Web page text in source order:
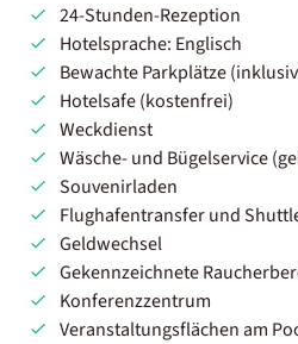
24-Stunden-Rezeption
Hotelsprache: Englisch
Bewachte Parkplätze
Hotelsafe (kostenfrei)
Weckdienst
Wäsche- und Bügelservice
Souvenirladen
Flughafentransfer und
Geldwechsel
Gekennzeichnete
Konferenzzentrum
Veranstaltungsflächen am